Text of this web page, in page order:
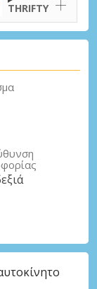
THRIFTY